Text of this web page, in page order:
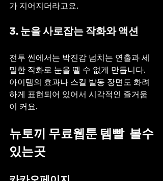
가 지어지더라고요.
3. 눈을 사로잡는 작화와 액션
전투 씬에서는 박진감 넘치는 연출과 세
밀한 작화로 눈을 뗄 수 없게 만듭니다.
아이템의 효과나 스킬 발동 장면도 화려
하게 표현되어 있어서 시각적인 즐거움
이 커요.
뉴토끼 무료웹툰 템빨  볼수
있는곳